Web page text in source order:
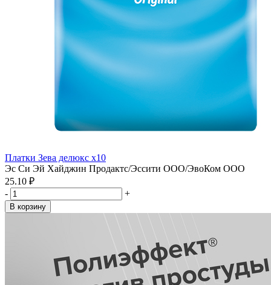
Платки Зева делюкс х10
Эс Си Эй Хайджин Продактс/Эссити ООО/ЭвоКом ООО
25.10 ₽
-
+
В корзину